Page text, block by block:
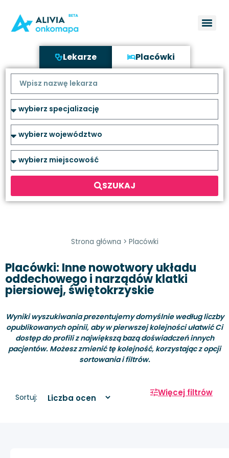
Lekarze Placówki
SZUKAJ
Strona główna > Placówki
Placówki: Inne nowotwory układu
oddechowego i narządów klatki
piersiowej, świętokrzyskie
Wyniki wyszukiwania prezentujemy domyślnie według liczby
opublikowanych opinii, aby w pierwszej kolejności ułatwić Ci
dostęp do profili z największą bazą doświadczeń innych
pacjentów. Możesz zmienić tę kolejność, korzystając z opcji
sortowania i filtrów.
Sortuj: Więcej filtrów